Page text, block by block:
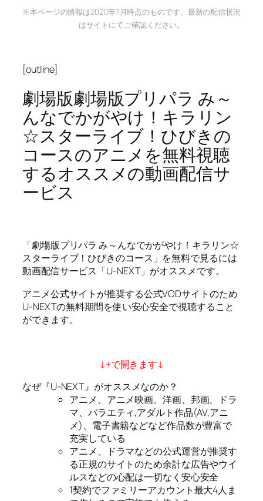
※本ページの情報は2020年7月時点のものです。最新の配信状況
はサイトにてご確認ください。
[outline]
劇場版劇場版プリパラ み～
んなでかがやけ！キラリン
☆スターライブ！ひびきの
コースのアニメを無料視聴
するオススメの動画配信サ
ービス
「劇場版プリパラ み～んなでかがやけ！キラリン☆
スターライブ！ひびきのコース」を無料で見るには
動画配信サービス「U-NEXT」がオススメです。
アニメ公式サイトが推奨する公式VODサイトのため
U-NEXTの無料期間を使い安心安全で視聴すること
ができます。
↓+で開きます↓
なぜ『U-NEXT』がオススメなのか？
アニメ、アニメ映画、洋画、邦画、ドラ
マ、バラエティ,アダルト作品(AV,アニ
メ)、電子書籍などなど作品数が豊富で
充実している
アニメ、ドラマなどの公式運営が推奨す
る正規のサイトのため余計な広告やウイ
ルスなどの心配は一切なく安心安全
1契約でファミリーアカウント最大4人ま